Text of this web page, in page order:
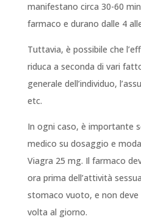
manifestano circa 30-60
farmaco e durano dalle 4
Tuttavia, è possibile che
riduca a seconda di vari
generale dell’individuo,
etc.
In ogni caso, è importante
medico su dosaggio e
Viagra 25 mg. Il farmaco
ora prima dell’attività
stomaco vuoto, e non deve
volta al giorno.